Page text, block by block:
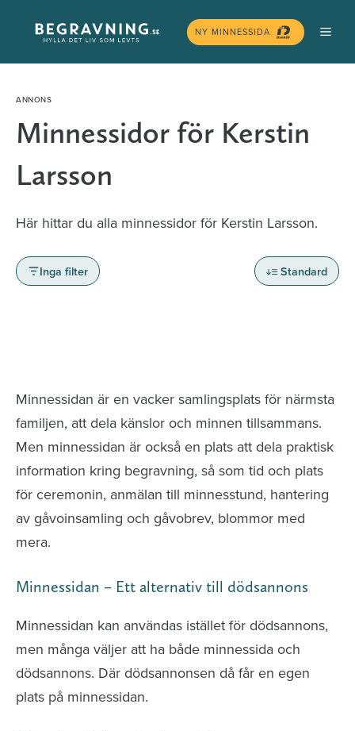
innehåll
NY MINNESSIDA
Minnessidor för Kerstin
Larsson
Här hittar du alla minnessidor för Kerstin Larsson.
Inga filter Standard
Minnessidan är en vacker samlingsplats för närmsta
familjen, att dela känslor och minnen tillsammans.
Men minnessidan är också en plats att dela praktisk
information kring begravning, så som tid och plats
för ceremonin, anmälan till minnesstund, hantering
av gåvoinsamling och gåvobrev, blommor med
mera.
Minnessidan – Ett alternativ till dödsannons
Minnessidan kan användas istället för dödsannons,
men många väljer att ha både minnessida och
dödsannons. Där dödsannonsen då får en egen
plats på minnessidan.